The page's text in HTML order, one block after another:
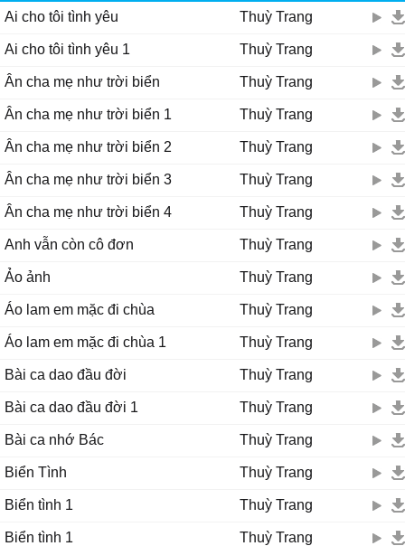
Ai cho tôi tình yêu
Thuỳ Trang
Ai cho tôi tình yêu 1 Thuỳ Trang
Ân cha mẹ như trời biển Thuỳ Trang
Ân cha mẹ như trời biển 1 Thuỳ Trang
Ân cha mẹ như trời biển 2 Thuỳ Trang
Ân cha mẹ như trời biển 3 Thuỳ Trang
Ân cha mẹ như trời biển 4 Thuỳ Trang
Anh vẫn còn cô đơn Thuỳ Trang
Ảo ảnh Thuỳ Trang
Áo lam em mặc đi chùa Thuỳ Trang
Áo lam em mặc đi chùa 1 Thuỳ Trang
Bài ca dao đầu đời Thuỳ Trang
Bài ca dao đầu đời 1 Thuỳ Trang
Bài ca nhớ Bác Thuỳ Trang
Biển Tình Thuỳ Trang
Biển tình 1 Thuỳ Trang
Biển tình 1 Thuỳ Trang